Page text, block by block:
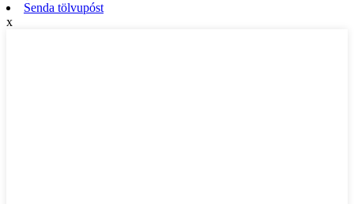
Senda tölvupóst
x